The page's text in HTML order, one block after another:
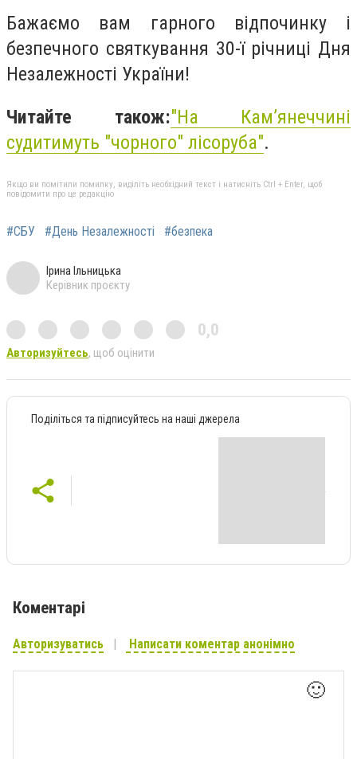
Бажаємо вам гарного відпочинку і
безпечного святкування 30-ї річниці Дня
Незалежності України!
Читайте також:"На Кам’янеччині
судитимуть "чорного" лісоруба".
Якщо ви помітили помилку, виділіть необхідний текст і натисніть Ctrl + Enter, щоб
повідомити про це редакцію
#СБУ #День Незалежності #безпека
Ірина Ільницька
Керівник проєкту
0,0
Авторизуйтесь, щоб оцінити
Поділіться та підписуйтесь на наші джерела
Коментарі
Авторизуватись Написати коментар анонімно
🙂